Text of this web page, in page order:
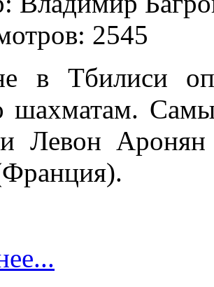
2545
в Тбилиси
шахматам.
Левон